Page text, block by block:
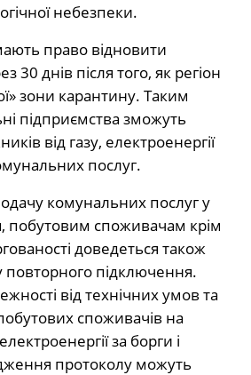
небезпеки.
право відновити
30 днів після того, як регіон
зони карантину. Таким
підприємства зможуть
від газу, електроенергії
послуг.
комунальних послуг у
побутовим споживачам крім
доведеться також
повторного підключення.
від технічних умов та
споживачів на
за борги і
протоколу можуть